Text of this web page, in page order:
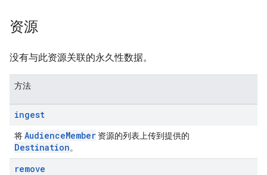
资源
没有与此资源关联的永久性数据。
方法
ingest
将AudienceMember 资源的列表上传到提供的
Destination。
remove